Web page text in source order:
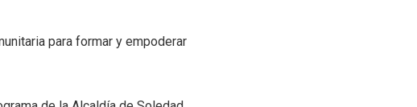
para formar y empoderar